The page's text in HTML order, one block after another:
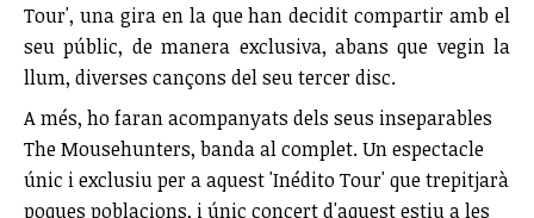
Tour', una gira en la que han decidit compartir amb el
seu públic, de manera exclusiva, abans que vegin la
llum, diverses cançons del seu tercer disc.
A més, ho faran acompanyats dels seus inseparables
The Mousehunters, banda al complet. Un espectacle
únic i exclusiu per a aquest 'Inédito Tour' que trepitjarà
poques poblacions, i únic concert d'aquest estiu a les